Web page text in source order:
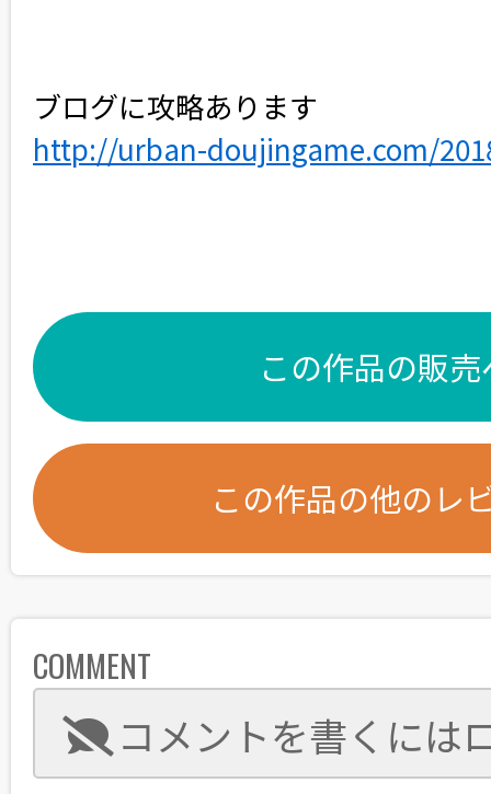
ブログに攻略あります
http://urban-doujingame.com/
この作品の販
この作品の他のレ
COMMENT
コメントを書くには